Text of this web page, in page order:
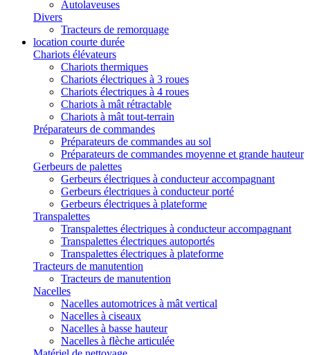
Autolaveuses
Divers
Tracteurs de remorquage
location courte durée
Chariots élévateurs
Chariots thermiques
Chariots électriques à 3 roues
Chariots électriques à 4 roues
Chariots à mât rétractable
Chariots à mât tout-terrain
Préparateurs de commandes
Préparateurs de commandes au sol
Préparateurs de commandes moyenne et grande hauteur
Gerbeurs de palettes
Gerbeurs électriques à conducteur accompagnant
Gerbeurs électriques à conducteur porté
Gerbeurs électriques à plateforme
Transpalettes
Transpalettes électriques à conducteur accompagnant
Transpalettes électriques autoportés
Transpalettes électriques à plateforme
Tracteurs de manutention
Tracteurs de manutention
Nacelles
Nacelles automotrices à mât vertical
Nacelles à ciseaux
Nacelles à basse hauteur
Nacelles à flèche articulée